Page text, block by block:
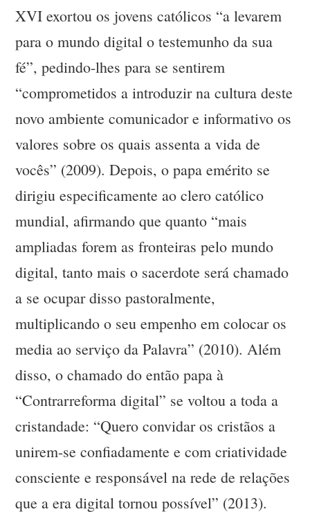
XVI exortou os jovens católicos “a levarem
para o mundo digital o testemunho da sua
fé”, pedindo-lhes para se sentirem
“comprometidos a introduzir na cultura deste
novo ambiente comunicador e informativo os
valores sobre os quais assenta a vida de
vocês” (2009). Depois, o papa emérito se
dirigiu especificamente ao clero católico
mundial, afirmando que quanto “mais
ampliadas forem as fronteiras pelo mundo
digital, tanto mais o sacerdote será chamado
a se ocupar disso pastoralmente,
multiplicando o seu empenho em colocar os
media ao serviço da Palavra” (2010). Além
disso, o chamado do então papa à
“Contrarreforma digital” se voltou a toda a
cristandade: “Quero convidar os cristãos a
unirem-se confiadamente e com criatividade
consciente e responsável na rede de relações
que a era digital tornou possível” (2013).